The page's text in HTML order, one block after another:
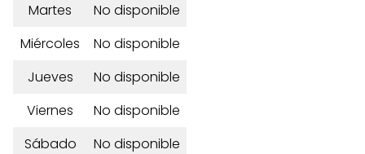
Martes
No disponible
Miércoles
No disponible
Jueves
No disponible
Viernes
No disponible
Sábado
No disponible